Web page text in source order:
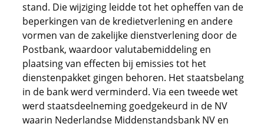
stand. Die wijziging leidde tot het opheffen van de
beperkingen van de kredietverlening en andere
vormen van de zakelijke dienstverlening door de
Postbank, waardoor valutabemiddeling en
plaatsing van effecten bij emissies tot het
dienstenpakket gingen behoren. Het staatsbelang
in de bank werd verminderd. Via een tweede wet
werd staatsdeelneming goedgekeurd in de NV
waarin Nederlandse Middenstandsbank NV en